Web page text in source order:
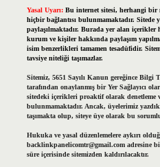
Yasal Uyarı: Bu internet sitesi, herhangi bir
hiçbir bağlantısı bulunmamaktadır. Sitede
paylaşılmaktadır. Burada yer alan içerikler
kurum ve kişiler hakkında paylaşım
isim benzerlikleri tamamen tesadüfidir.
tavsiye niteliği taşımazlar.
Sitemiz, 5651 Sayılı Kanun gereğince
tarafından onaylanmış bir Yer Sağlayıcı
sitedeki içerikleri proaktif olarak denetleme
bulunmamaktadır. Ancak, üyelerimiz
taşımakta olup, siteye üye olarak bu
Hukuka ve yasal düzenlemelere aykırı
backlinkpanelicomtr@gmail.comadresine
süre içerisinde sitemizden kaldırılacaktır.